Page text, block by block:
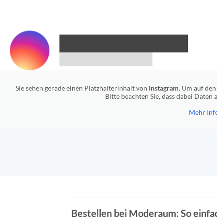
Sie sehen gerade einen Platzhalterinhalt von Instagram. Um auf
Bitte beachten Sie, dass dabei
Mehr
Bestellen bei Moderaum: So